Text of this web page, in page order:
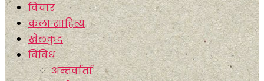
विचार
कला साहित्य
खेलकुद
विविध
अन्तर्वार्ता